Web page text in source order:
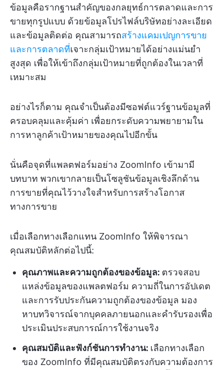
ข้อมูลคือรากฐานสำคัญของกลยุทธ์การตลาดและการ
ขายทุกรูปแบบ ด้วยข้อมูลโปรไฟล์บริษัทอย่างละเอียด
และข้อมูลติดต่อ คุณสามารถสร้างแคมเปญการขาย
และการตลาดที่เจาะกลุ่มเป้าหมายได้อย่างแม่นยำ
สูงสุด เพื่อให้เข้าถึงกลุ่มเป้าหมายที่ถูกต้องในเวลาที่
เหมาะสม
อย่างไรก็ตาม คุณจำเป็นต้องมีซอฟต์แวร์ฐานข้อมูลที่
ครอบคลุมและคุ้มค่า เพื่อยกระดับความพยายามใน
การหาลูกค้าเป้าหมายของคุณไปอีกขั้น
นั่นคือจุดที่แพลตฟอร์มอย่าง ZoomInfo เข้ามามี
บทบาท พวกเขากลายเป็นโซลูชันข้อมูลเชิงลึกด้าน
การขายที่คุณไว้วางใจสำหรับการสร้างโอกาส
ทางการขาย
เมื่อเลือกทางเลือกแทน ZoomInfo ให้พิจารณา
คุณสมบัติหลักต่อไปนี้:
คุณภาพและความถูกต้องของข้อมูล: ตรวจสอบ
แหล่งข้อมูลของแพลตฟอร์ม ความถี่ในการอัปเดต
และการรับประกันความถูกต้องของข้อมูล มอง
หาบทวิจารณ์จากบุคคลภายนอกและคำรับรองเพื่อ
ประเมินประสบการณ์การใช้งานจริง
คุณสมบัติและฟังก์ชันการทำงาน: เลือกทางเลือก
ของ ZoomInfo ที่มีคุณสมบัติตรงกับความต้องการ